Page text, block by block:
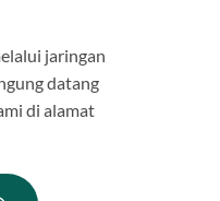
jaringan
datang
di alamat